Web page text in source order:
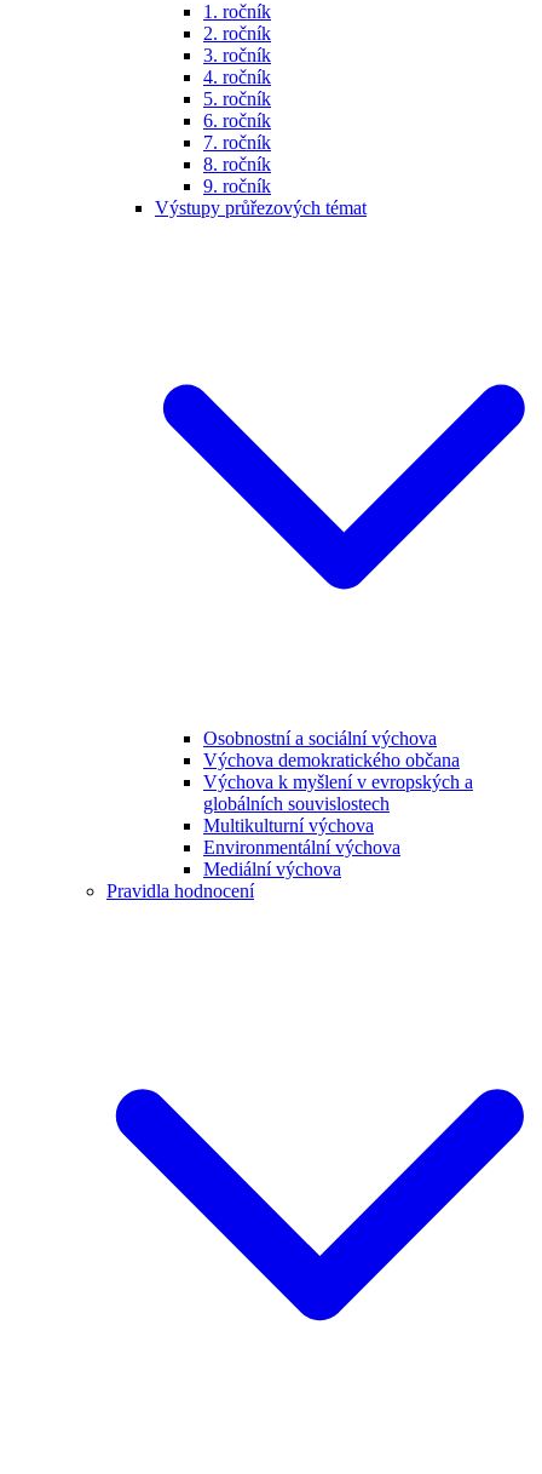
1. ročník
2. ročník
3. ročník
4. ročník
5. ročník
6. ročník
7. ročník
8. ročník
9. ročník
Výstupy průřezových témat
Osobnostní a sociální výchova
Výchova demokratického občana
Výchova k myšlení v evropských a
globálních souvislostech
Multikulturní výchova
Environmentální výchova
Mediální výchova
Pravidla hodnocení